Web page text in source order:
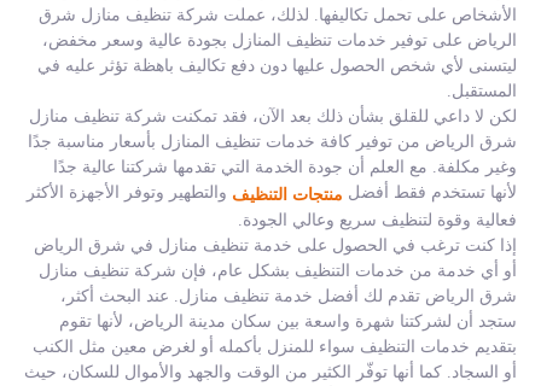
الأشخاص على تحمل تكاليفها. لذلك، عملت شركة تنظيف منازل شرق
الرياض على توفير خدمات تنظيف المنازل بجودة عالية وسعر مخفض،
ليتسنى لأي شخص الحصول عليها دون دفع تكاليف باهظة تؤثر عليه في
المستقبل.
لكن لا داعي للقلق بشأن ذلك بعد الآن، فقد تمكنت شركة تنظيف منازل
شرق الرياض من توفير كافة خدمات تنظيف المنازل بأسعار مناسبة جدًا
وغير مكلفة. مع العلم أن جودة الخدمة التي تقدمها شركتنا عالية جدًا
لأنها تستخدم فقط أفضل منتجات التنظيف والتطهير وتوفر الأجهزة الأكثر
فعالية وقوة لتنظيف سريع وعالي الجودة.
إذا كنت ترغب في الحصول على خدمة تنظيف منازل في شرق الرياض
أو أي خدمة من خدمات التنظيف بشكل عام، فإن شركة تنظيف منازل
شرق الرياض تقدم لك أفضل خدمة تنظيف منازل. عند البحث أكثر،
ستجد أن لشركتنا شهرة واسعة بين سكان مدينة الرياض، لأنها تقوم
بتقديم خدمات التنظيف سواء للمنزل بأكمله أو لغرض معين مثل الكنب
أو السجاد. كما أنها توفّر الكثير من الوقت والجهد والأموال للسكان، حيث